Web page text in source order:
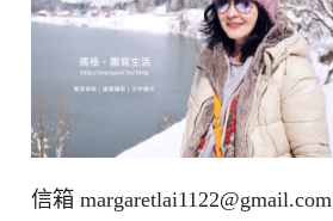
信箱 margaretlai1122@gmail.com